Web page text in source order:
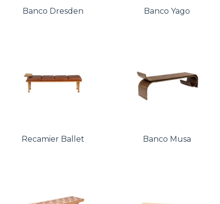
Banco Dresden Banco Yago
Recamier Ballet Banco Musa